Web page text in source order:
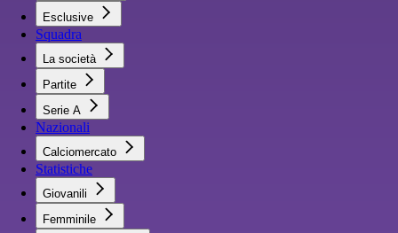
Esclusive
Squadra
La società
Partite
Serie A
Nazionali
Calciomercato
Statistiche
Giovanili
Femminile